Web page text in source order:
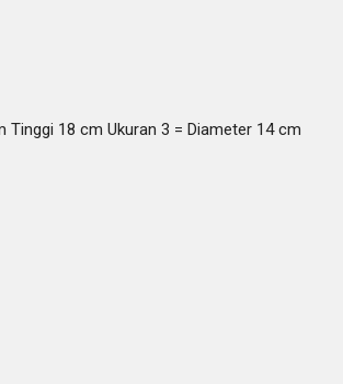
Tinggi 18 cm Ukuran 3 = Diameter 14 cm